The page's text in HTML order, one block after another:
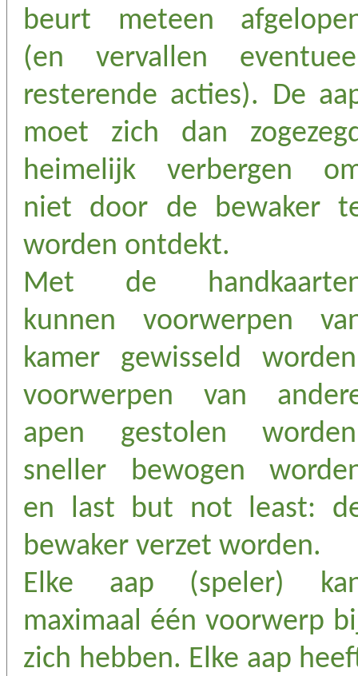
beurt meteen
(en vervallen
resterende acties). De
moet zich dan
heimelijk verbergen
niet door de bewaker
worden ontdekt.
Met de
kunnen voorwerpen
kamer gewisseld
voorwerpen van
apen gestolen
sneller bewogen
en last but not least:
bewaker verzet worden.
Elke aap (speler)
maximaal één voorwerp
zich hebben. Elke aap